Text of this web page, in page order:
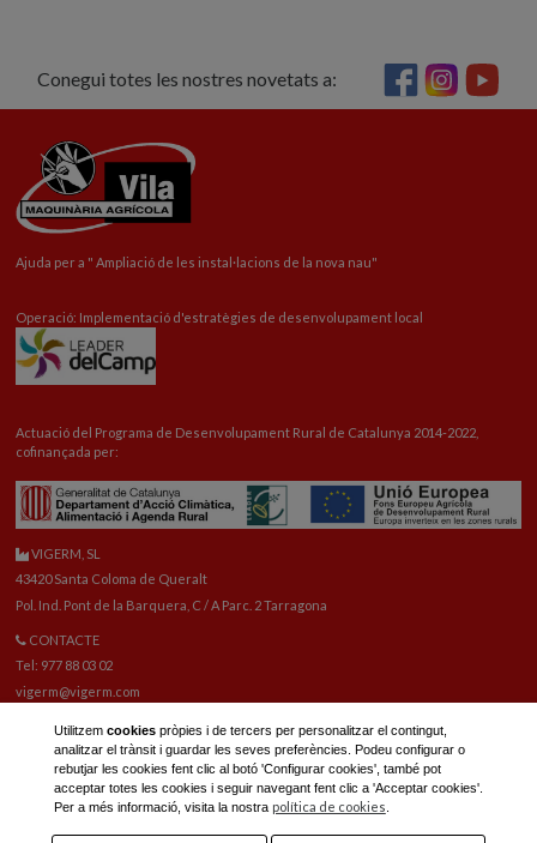
Conegui totes les nostres novetats a:
Ajuda per a " Ampliació de les instal·lacions de la nova nau"
Operació: Implementació d'estratègies de desenvolupament local
Actuació del Programa de Desenvolupament Rural de Catalunya 2014-2022,
cofinançada per:
VIGERM, SL
43420 Santa Coloma de Queralt
Pol. Ind. Pont de la Barquera, C / A Parc. 2 Tarragona
CONTACTE
Tel: 977 88 03 02
vigerm@vigerm.com
Tel: 977 88 06 42
Correu electrònic recanvis:reca@vigerm.com
OFICINA TÈCNICA
Utilitzem cookiespròpies i de tercers per personalitzar el contingut,
analitzar el trànsit i guardar les seves preferències. Podeu configurar o
rebutjar les cookies fent clic al botó 'Configurar cookies', també pot
acceptar totes les cookies i seguir navegant fent clic a 'Acceptar cookies'.
Per a més informació, visita la nostra política de cookies